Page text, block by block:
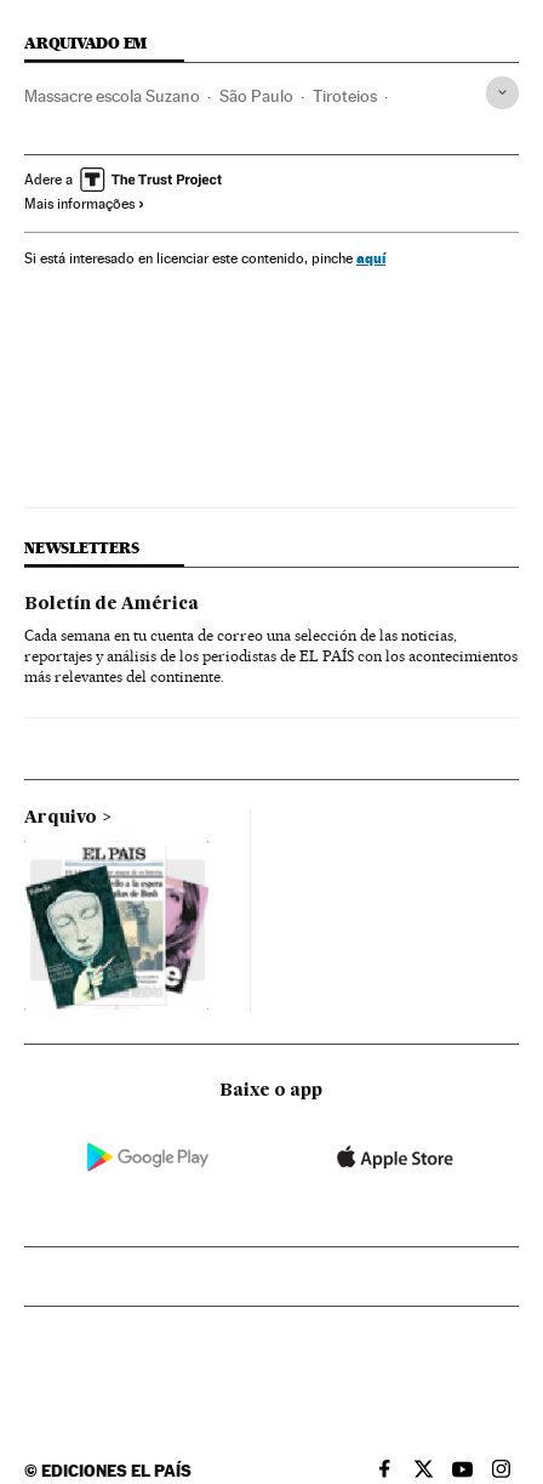
ARQUIVADO EM
Massacre escola Suzano São Paulo Tiroteios
Colégios Assassinatos múltiplos
Centros educativos
América Latina América Acontecimentos Delitos
Adere a
Mais informações
Si está interesado en licenciar este contenido, pinche aquí
NEWSLETTERS
Boletín de América
Cada semana en tu cuenta de correo una selección de las noticias,
reportajes y análisis de los periodistas de EL PAÍS con los acontecimientos
más relevantes del continente.
Arquivo
Baixe o app
©EDICIONES EL PAÍS EL PAÍS BRASIL EN
EL PAÍSEL PAÍS
EL